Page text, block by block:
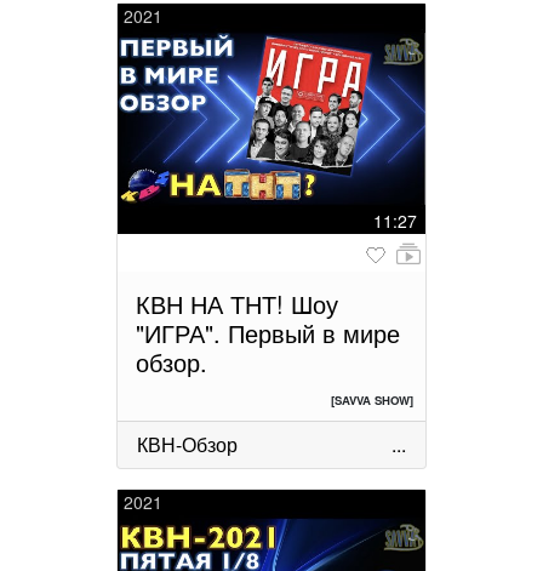
2021
11:27
КВН НА ТНТ! Шоу
"ИГРА". Первый в мире
обзор.
[SAVVA SHOW]
КВН-Обзор ...
2021